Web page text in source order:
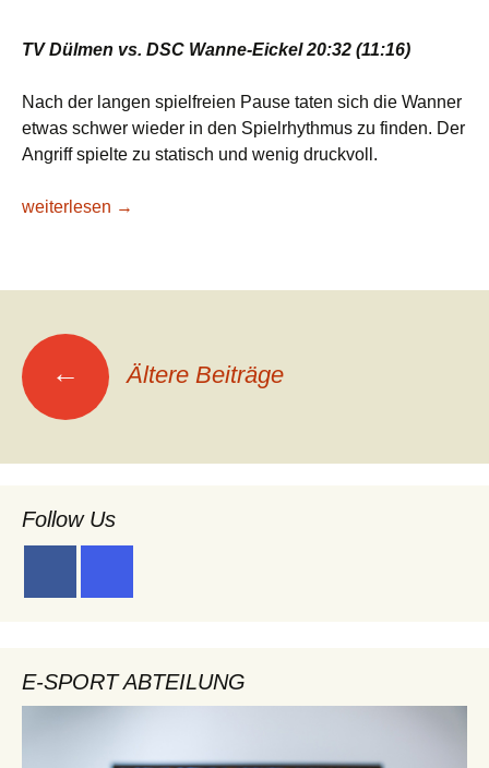
TV Dülmen vs. DSC Wanne-Eickel 20:32 (11:16)
Nach der langen spielfreien Pause taten sich die Wanner
etwas schwer wieder in den Spielrhythmus zu finden. Der
Angriff spielte zu statisch und wenig druckvoll.
Nach langer Pause fehlt noch der Spielrhythmus
weiterlesen →
Beitragsnavigation
← Ältere Beiträge
Follow Us
E-SPORT ABTEILUNG